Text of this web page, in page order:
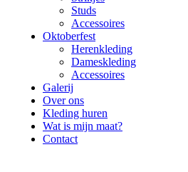
Studs
Accessoires
Oktoberfest
Herenkleding
Dameskleding
Accessoires
Galerij
Over ons
Kleding huren
Wat is mijn maat?
Contact